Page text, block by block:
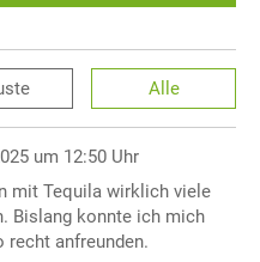
Alle
um 12:50 Uhr
mit Tequila wirklich viele
Bislang konnte ich mich
anfreunden.